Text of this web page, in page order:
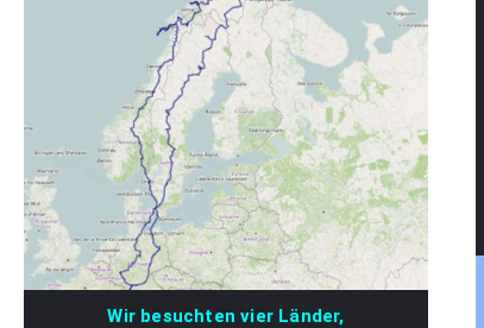
Wir besuchten vier Länder,